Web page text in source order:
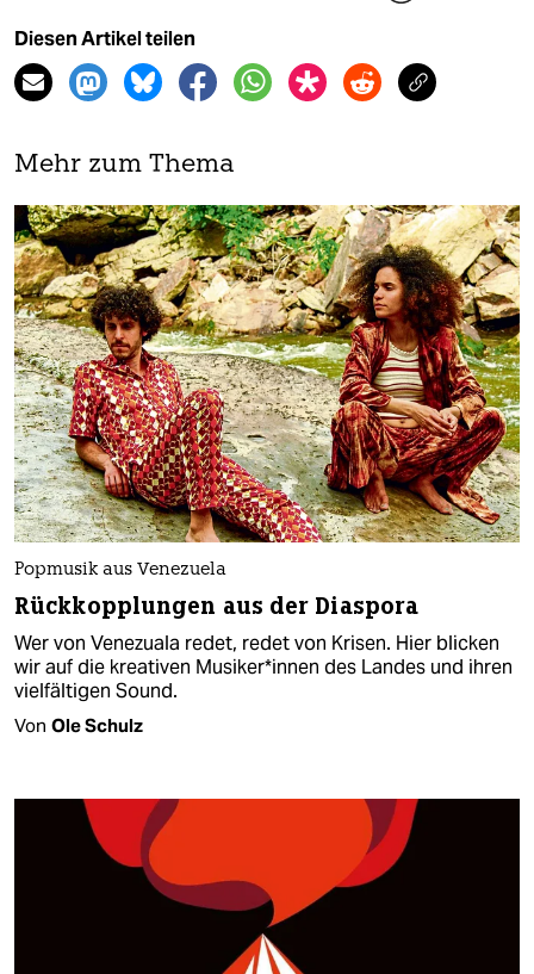
Diesen Artikel teilen
Mehr zum Thema
Popmusik aus Ve­ne­zuel­a­
Rückkopplungen aus der Diaspora
Wer von Venezuala redet, redet von Krisen. Hier blicken
wir auf die kreativen Mu­si­ke­r*in­nen des Landes und ihren
vielfältigen Sound.
Von Ole Schulz